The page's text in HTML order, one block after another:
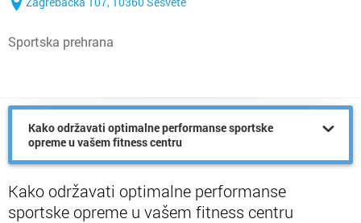
Sportska prehrana
Kako održavati optimalne performanse sportske
opreme u vašem fitness centru
Kako održavati optimalne performanse
sportske opreme u vašem fitness centru